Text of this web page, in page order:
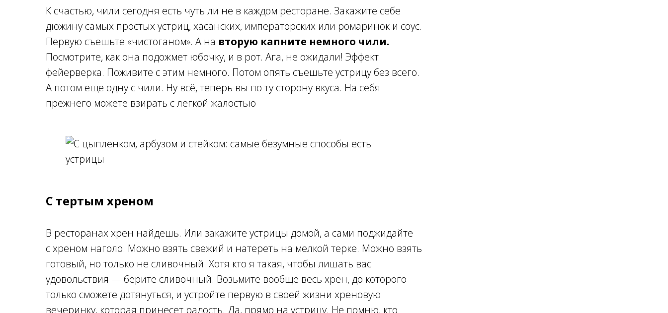
К счастью, чили сегодня есть чуть ли не в каждом ресторане. Закажите себе
дюжину самых простых устриц, хасанских, императорских или ромаринок и соус.
Первую съешьте «чистоганом». А на вторую капните немного чили.
Посмотрите, как она подожмет юбочку, и в рот. Ага, не ожидали! Эффект
фейерверка. Поживите с этим немного. Потом опять съешьте устрицу без всего.
А потом еще одну с чили. Ну всё, теперь вы по ту сторону вкуса. На себя
прежнего можете взирать с легкой жалостью
С тертым хреном
В ресторанах хрен найдешь. Или закажите устрицы домой, а сами поджидайте
с хреном наголо. Можно взять свежий и натереть на мелкой терке. Можно взять
готовый, но только не сливочный. Хотя кто я такая, чтобы лишать вас
удовольствия — берите сливочный. Возьмите вообще весь хрен, до которого
только сможете дотянуться, и устройте первую в своей жизни хреновую
вечеринку, которая принесет радость. Да, прямо на устрицу. Не помню, кто